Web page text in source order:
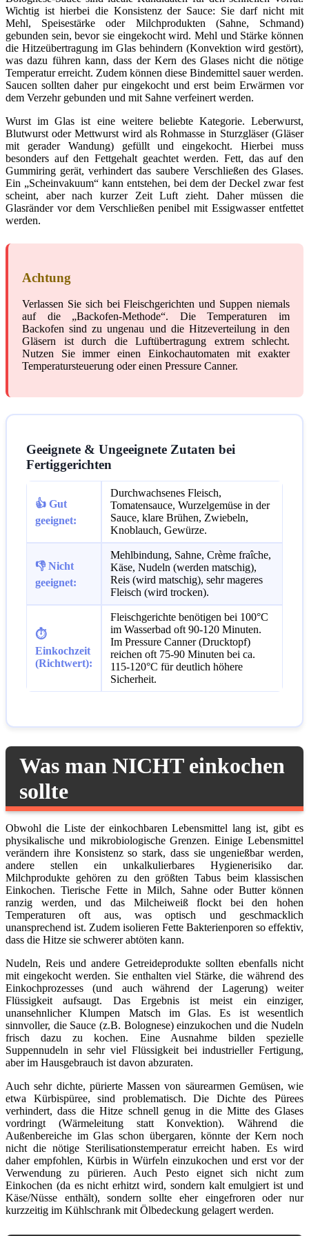
Wichtig ist hierbei die Konsistenz der Sauce: Sie darf nicht mit
Mehl, Speisestärke oder Milchprodukten (Sahne, Schmand)
gebunden sein, bevor sie eingekocht wird. Mehl und Stärke können
die Hitzeübertragung im Glas behindern (Konvektion wird gestört),
was dazu führen kann, dass der Kern des Glases nicht die nötige
Temperatur erreicht. Zudem können diese Bindemittel sauer werden.
Saucen sollten daher pur eingekocht und erst beim Erwärmen vor
dem Verzehr gebunden und mit Sahne verfeinert werden.
Wurst im Glas ist eine weitere beliebte Kategorie. Leberwurst,
Blutwurst oder Mettwurst wird als Rohmasse in Sturzgläser (Gläser
mit gerader Wandung) gefüllt und eingekocht. Hierbei muss
besonders auf den Fettgehalt geachtet werden. Fett, das auf den
Gummiring gerät, verhindert das saubere Verschließen des Glases.
Ein „Scheinvakuum“ kann entstehen, bei dem der Deckel zwar fest
scheint, aber nach kurzer Zeit Luft zieht. Daher müssen die
Glasränder vor dem Verschließen penibel mit Essigwasser entfettet
werden.
Achtung
Verlassen Sie sich bei Fleischgerichten und Suppen niemals
auf die „Backofen-Methode“. Die Temperaturen im
Backofen sind zu ungenau und die Hitzeverteilung in den
Gläsern ist durch die Luftübertragung extrem schlecht.
Nutzen Sie immer einen Einkochautomaten mit exakter
Temperatursteuerung oder einen Pressure Canner.
Geeignete & Ungeeignete Zutaten bei
Fertiggerichten
👍 Gut
geeignet:
Durchwachsenes Fleisch,
Tomatensauce, Wurzelgemüse in der
Sauce, klare Brühen, Zwiebeln,
Knoblauch, Gewürze.
👎 Nicht
geeignet:
Mehlbindung, Sahne, Crème fraîche,
Käse, Nudeln (werden matschig),
Reis (wird matschig), sehr mageres
Fleisch (wird trocken).
⏱️
Einkochzeit
(Richtwert):
Fleischgerichte benötigen bei 100°C
im Wasserbad oft 90-120 Minuten.
Im Pressure Canner (Drucktopf)
reichen oft 75-90 Minuten bei ca.
115-120°C für deutlich höhere
Sicherheit.
Was man NICHT einkochen
sollte
Obwohl die Liste der einkochbaren Lebensmittel lang ist, gibt es
physikalische und mikrobiologische Grenzen. Einige Lebensmittel
verändern ihre Konsistenz so stark, dass sie ungenießbar werden,
andere stellen ein unkalkulierbares Hygienerisiko dar.
Milchprodukte gehören zu den größten Tabus beim klassischen
Einkochen. Tierische Fette in Milch, Sahne oder Butter können
ranzig werden, und das Milcheiweiß flockt bei den hohen
Temperaturen oft aus, was optisch und geschmacklich
unansprechend ist. Zudem isolieren Fette Bakterienporen so effektiv,
dass die Hitze sie schwerer abtöten kann.
Nudeln, Reis und andere Getreideprodukte sollten ebenfalls nicht
mit eingekocht werden. Sie enthalten viel Stärke, die während des
Einkochprozesses (und auch während der Lagerung) weiter
Flüssigkeit aufsaugt. Das Ergebnis ist meist ein einziger,
unansehnlicher Klumpen Matsch im Glas. Es ist wesentlich
sinnvoller, die Sauce (z.B. Bolognese) einzukochen und die Nudeln
frisch dazu zu kochen. Eine Ausnahme bilden spezielle
Suppennudeln in sehr viel Flüssigkeit bei industrieller Fertigung,
aber im Hausgebrauch ist davon abzuraten.
Auch sehr dichte, pürierte Massen von säurearmen Gemüsen, wie
etwa Kürbispüree, sind problematisch. Die Dichte des Pürees
verhindert, dass die Hitze schnell genug in die Mitte des Glases
vordringt (Wärmeleitung statt Konvektion). Während die
Außenbereiche im Glas schon übergaren, könnte der Kern noch
nicht die nötige Sterilisationstemperatur erreicht haben. Es wird
daher empfohlen, Kürbis in Würfeln einzukochen und erst vor der
Verwendung zu pürieren. Auch Pesto eignet sich nicht zum
Einkochen (da es nicht erhitzt wird, sondern kalt emulgiert ist und
Käse/Nüsse enthält), sondern sollte eher eingefroren oder nur
kurzzeitig im Kühlschrank mit Ölbedeckung gelagert werden.